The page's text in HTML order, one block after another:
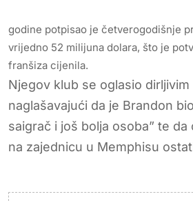
godine potpisao je četverogodišnje
vrijedno 52 milijuna dolara, što je
franšiza cijenila.
Njegov klub se oglasio
naglašavajući da je Brandon
saigrač i još bolja osoba” te
na zajednicu u Memphisu